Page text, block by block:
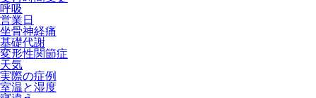
呼吸
営業日
坐骨神経痛
基礎代謝
変形性関節症
天気
実際の症例
室温と湿度